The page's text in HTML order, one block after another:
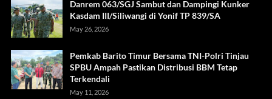
Danrem 063/SGJ Sambut dan Dampingi Kunker
Kasdam III/Siliwangi di Yonif TP 839/SA
May 26, 2026
Pemkab Barito Timur Bersama TNI-Polri Tinjau
SPBU Ampah Pastikan Distribusi BBM Tetap
Terkendali
May 11, 2026